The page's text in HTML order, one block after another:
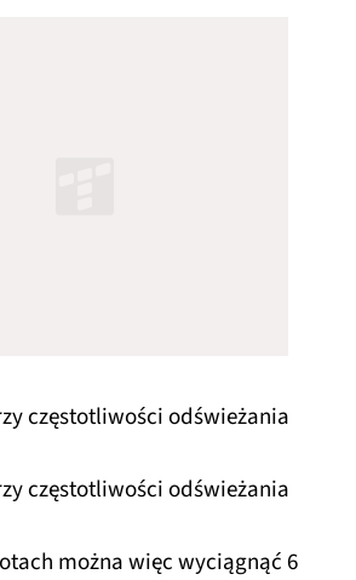
częstotliwości odświeżania
częstotliwości odświeżania
można więc wyciągnąć 6